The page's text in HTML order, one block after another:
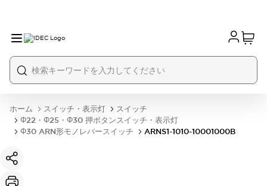
ホーム スイッチ・表示灯
スイッチ
Φ22・Φ25・Φ30 押ボタンスイッチ・表示灯
Φ30 ARN形モノレバースイッチ
ARNS1-1010-10001000B